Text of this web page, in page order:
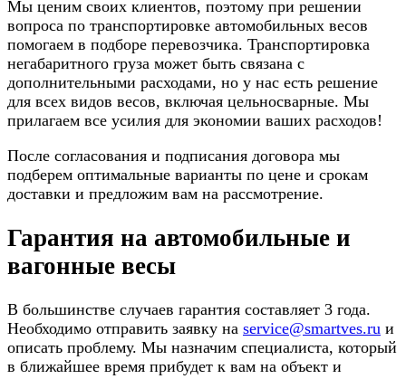
Мы ценим своих клиентов, поэтому при решении
вопроса по транспортировке автомобильных весов
помогаем в подборе перевозчика. Транспортировка
негабаритного груза может быть связана с
дополнительными расходами, но у нас есть решение
для всех видов весов, включая цельносварные. Мы
прилагаем все усилия для экономии ваших расходов!
После согласования и подписания договора мы
подберем оптимальные варианты по цене и срокам
доставки и предложим вам на рассмотрение.
Гарантия на автомобильные и
вагонные весы
В большинстве случаев гарантия составляет 3 года.
Необходимо отправить заявку на service@smartves.ru и
описать проблему. Мы назначим специалиста, который
в ближайшее время прибудет к вам на объект и